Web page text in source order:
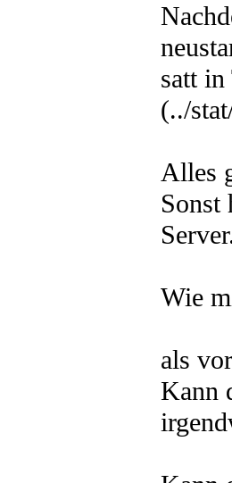
satt
(../
Alles
Sonst
Wie
als
Kann